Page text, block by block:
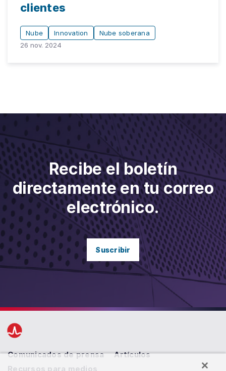
clientes
Nube Innovation
Nube soberana
26 nov. 2024
Recibe el boletín
directamente en tu correo
electrónico.
Suscribir
Comunicados de prensa
Artículos
Recursos para medios